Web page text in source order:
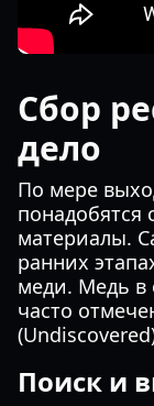
Сбор
дело
По мере
понадобятся
материалы.
ранних
меди. Медь в
часто
Поиск и